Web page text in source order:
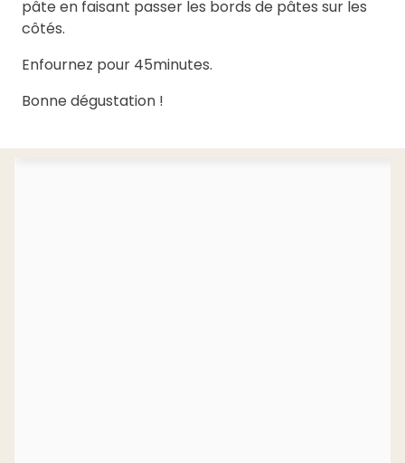
pâte en faisant passer les bords de pâtes sur les
côtés.
Enfournez pour 45minutes.
Bonne dégustation !